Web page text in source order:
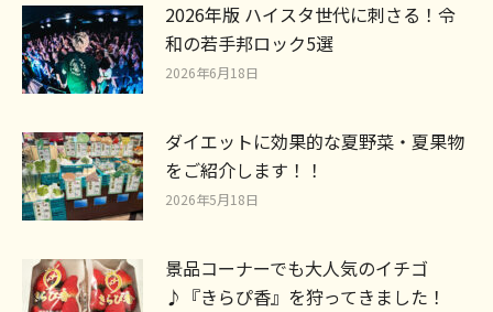
2026年版 ハイスタ世代に刺さる！令
和の若手邦ロック5選
2026年6月18日
ダイエットに効果的な夏野菜・夏果物
をご紹介します！！
2026年5月18日
景品コーナーでも大人気のイチゴ
♪『きらぴ香』を狩ってきました！